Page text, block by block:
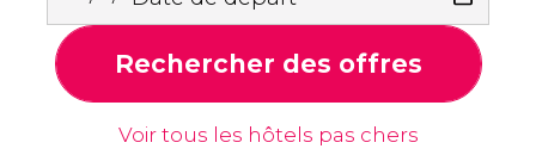
Rechercher des offres
Voir tous les hôtels pas chers